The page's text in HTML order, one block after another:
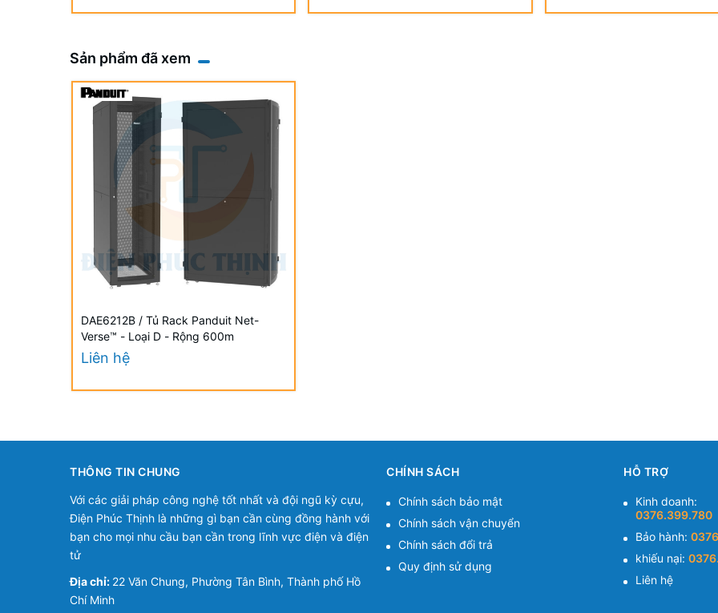
Sản phẩm đã xem
DAE6212B / Tủ Rack Panduit Net-
Verse™ - Loại D - Rộng 600m
Liên hệ
THÔNG TIN CHUNG
Với các giải pháp công nghệ tốt nhất và đội ngũ kỳ cựu,
Điện Phúc Thịnh là những gì bạn cần cùng đồng hành với
bạn cho mọi nhu cầu bạn cần trong lĩnh vực điện và điện
tử
Địa chỉ: 22 Văn Chung, Phường Tân Bình, Thành phố Hồ
Chí Minh
CHÍNH SÁCH
Chính sách bảo mật
Chính sách vận chuyển
Chính sách đổi trả
Quy định sử dụng
HỖ TRỢ
Kinh doanh:
0376.399.780
Bảo hành:
khiếu nại:
Liên hệ